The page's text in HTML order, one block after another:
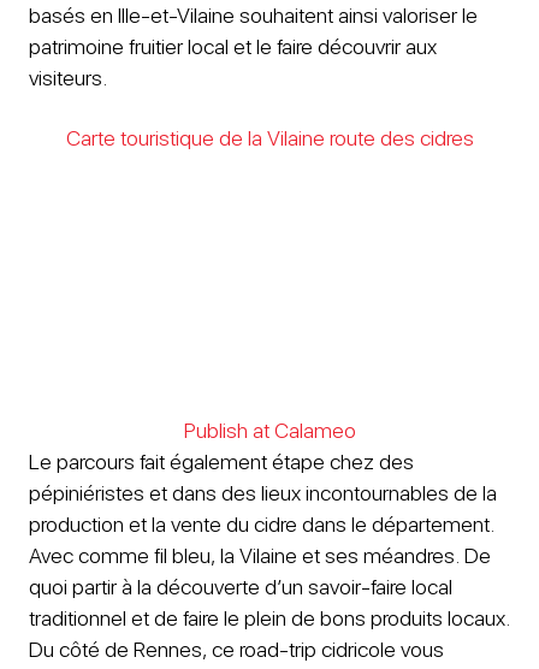
basés en Ille-et-Vilaine souhaitent ainsi valoriser le
patrimoine fruitier local et le faire découvrir aux
visiteurs.
Carte touristique de la Vilaine route des cidres
Publish at Calameo
Le parcours fait également étape chez des
pépiniéristes et dans des lieux incontournables de la
production et la vente du cidre dans le département.
Avec comme fil bleu, la Vilaine et ses méandres. De
quoi partir à la découverte d’un savoir-faire local
traditionnel et de faire le plein de bons produits locaux.
Du côté de Rennes, ce road-trip cidricole vous